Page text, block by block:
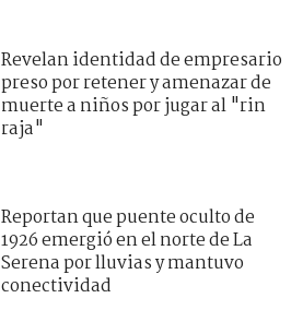
Revelan identidad de empresario
preso por retener y amenazar de
muerte a niños por jugar al "rin
raja"
Reportan que puente oculto de
1926 emergió en el norte de La
Serena por lluvias y mantuvo
conectividad